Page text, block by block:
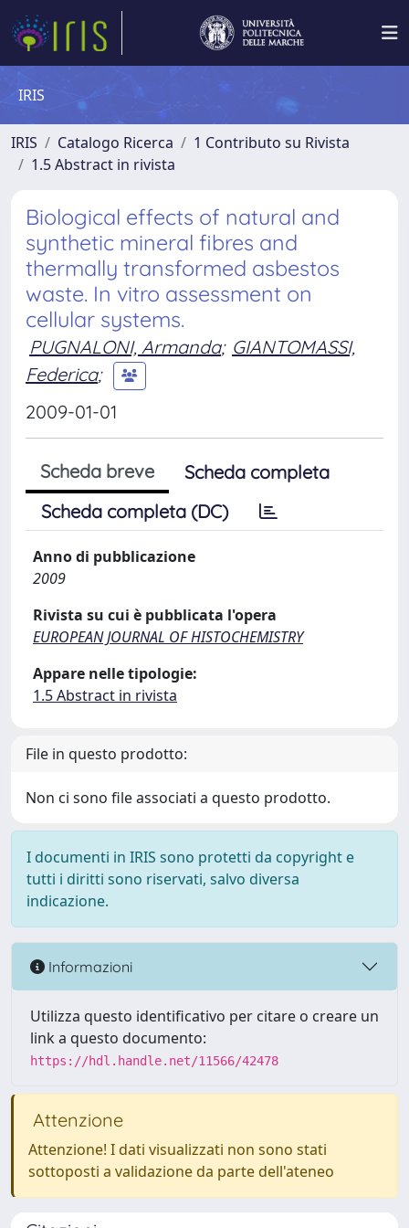
IRIS
IRIS Catalogo Ricerca
1 Contributo su Rivista
1.5 Abstract in rivista
Biological effects of natural and
synthetic mineral fibres and
thermally transformed asbestos
waste. In vitro assessment on
cellular systems.
PUGNALONI, Armanda; GIANTOMASSI,
Federica;
2009-01-01
Scheda breve
Scheda completa
Scheda completa (DC)
Anno di pubblicazione
2009
Rivista su cui è pubblicata l'opera
EUROPEAN JOURNAL OF HISTOCHEMISTRY
Appare nelle tipologie:
1.5 Abstract in rivista
File in questo prodotto:
Non ci sono file associati a questo prodotto.
I documenti in IRIS sono protetti da copyright e
tutti i diritti sono riservati, salvo diversa
indicazione.
Informazioni
Utilizza questo identificativo per citare o creare un
link a questo documento:
https://hdl.handle.net/11566/42478
Attenzione
Attenzione! I dati visualizzati non sono stati
sottoposti a validazione da parte dell'ateneo